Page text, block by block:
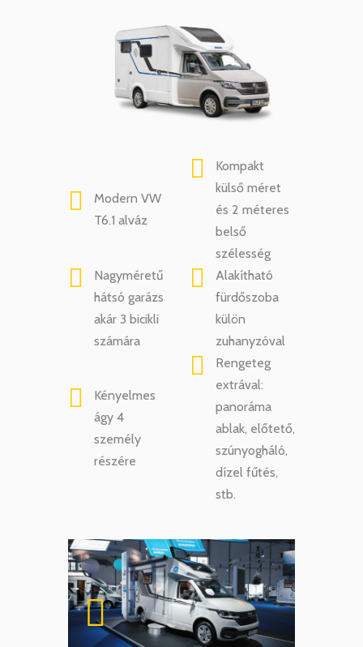
Modern VW
T6.1 alváz
Kompakt
külső méret
és 2 méteres
belső
szélesség
Nagyméretű
hátsó garázs
akár 3 bicikli
számára
Alakítható
fürdőszoba
külön
zuhanyzóval
Kényelmes
ágy 4
személy
részére
Rengeteg
extrával:
panoráma
ablak, előtető,
szúnyogháló,
dízel fűtés,
stb.